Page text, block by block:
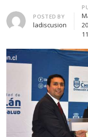
Author
POSTED BY
ladiscusion